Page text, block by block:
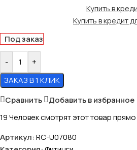
Купить в
Купить в кредит
Под заказ
-
+
ЗАКАЗ В 1 КЛИК
Сравнить
Добавить в избранное
19Человек смотрят этот товар
Артикул:RC-U07080